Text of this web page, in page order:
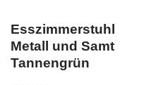
Esszimmerstuhl
Metall und Samt
Tannengrün